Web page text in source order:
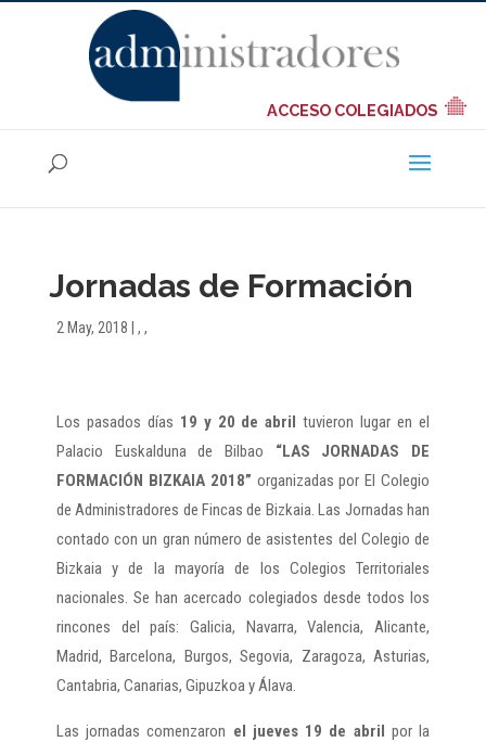
ACCESO COLEGIADOS
Jornadas de Formación
2 May, 2018 , ,
Los pasados días 19 y 20 de abril tuvieron lugar en el
Palacio Euskalduna de Bilbao “LAS JORNADAS DE
FORMACIÓN BIZKAIA 2018” organizadas por El Colegio
de Administradores de Fincas de Bizkaia. Las Jornadas han
contado con un gran número de asistentes del Colegio de
Bizkaia y de la mayoría de los Colegios Territoriales
nacionales. Se han acercado colegiados desde todos los
rincones del país: Galicia, Navarra, Valencia, Alicante,
Madrid, Barcelona, Burgos, Segovia, Zaragoza, Asturias,
Cantabria, Canarias, Gipuzkoa y Álava.
Las jornadas comenzaron el jueves 19 de abril por la